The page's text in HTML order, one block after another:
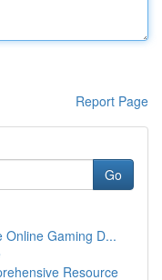
Report Page
Go
Online Gaming D...
Resource